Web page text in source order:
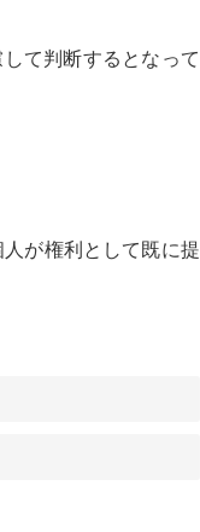
て判断するとなって
が権利として既に提